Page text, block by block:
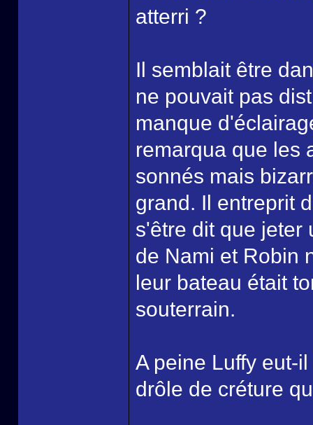
atterri ?
Il semblait être
ne pouvait pas
manque
remarqua que les
sonnés mais
grand. Il entreprit
s'être dit que jeter
de Nami et Robin
leur bateau était
souterrain.
A peine Luffy eut-
drôle de créture